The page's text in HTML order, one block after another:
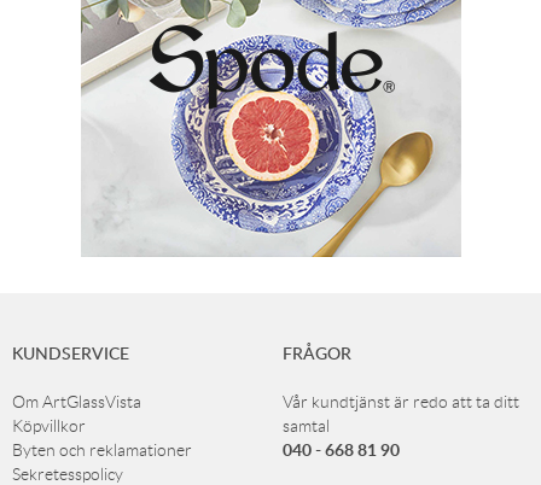
KUNDSERVICE
Om ArtGlassVista
Köpvillkor
Byten och reklamationer
Sekretesspolicy
FRÅGOR
Vår kundtjänst är redo att ta ditt
samtal
040 - 668 81 90